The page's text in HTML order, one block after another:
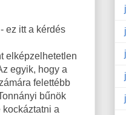
ez itt a kérdés
elképzelhetetlen
egyik, hogy a
felettébb
bűnök
a